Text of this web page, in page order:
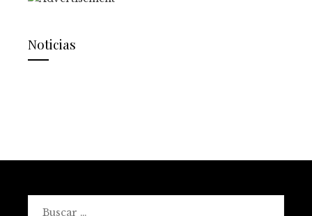
Noticias